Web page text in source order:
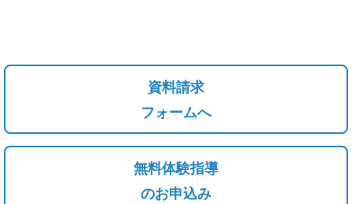
資料請求
フォームへ
無料体験指導
のお申込み